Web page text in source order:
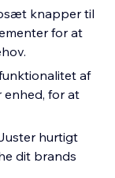
knapper til
for at
af
for at
hurtigt
dit brands